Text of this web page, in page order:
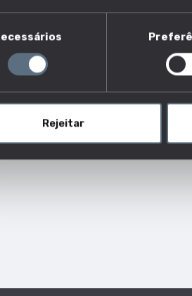
Rejeitar
emprego nesta
quantas pessoas estão a
ter uma ideia do salário, da